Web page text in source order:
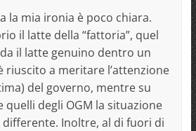
la mia ironia è poco chiara.
il latte della “fattoria”, quel
il latte genuino dentro un
riuscito a meritare l’attenzione
del governo, mentre su
quelli degli OGM la situazione
Inoltre, al di fuori di